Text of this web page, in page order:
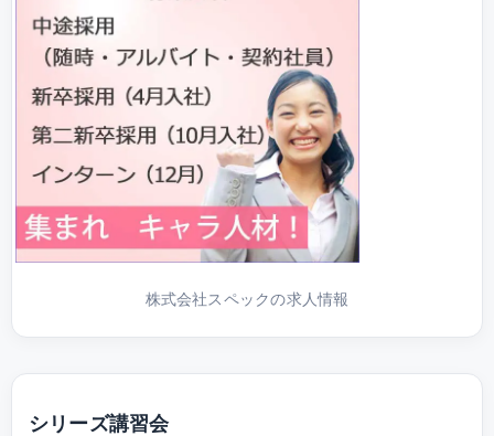
株式会社スペックの求人情報
シリーズ講習会